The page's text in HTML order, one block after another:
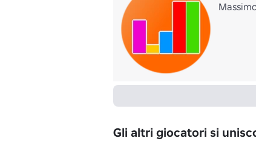
Gli altri giocatori si